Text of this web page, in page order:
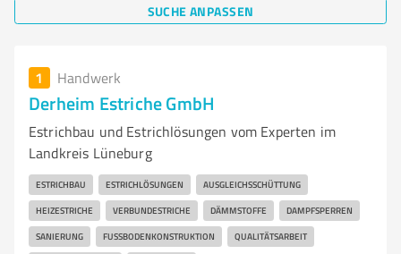
SUCHE ANPASSEN
1 Handwerk
Derheim Estriche GmbH
Estrichbau und Estrichlösungen vom Experten im
Landkreis Lüneburg
ESTRICHBAU ESTRICHLÖSUNGEN AUSGLEICHSSCHÜTTUNG
HEIZESTRICHE VERBUNDESTRICHE DÄMMSTOFFE DAMPFSPERREN
SANIERUNG FUSSBODENKONSTRUKTION QUALITÄTSARBEIT